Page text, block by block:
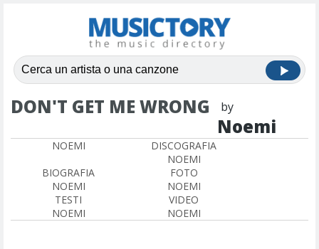
DON'T GET ME WRONG by
Noemi
NOEMI
DISCOGRAFIA
NOEMI
BIOGRAFIA
NOEMI
FOTO
NOEMI
TESTI
NOEMI
VIDEO
NOEMI